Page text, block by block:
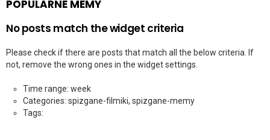
POPULARNE MEMY
No posts match the widget criteria
Please check if there are posts that match all the below criteria. If
not, remove the wrong ones in the widget settings.
Time range: week
Categories: spizgane-filmiki, spizgane-memy
Tags: